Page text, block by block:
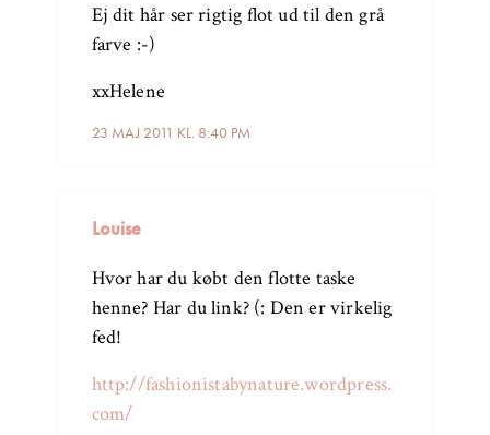
23 MAJ 2011 KL. 8:40 PM
Ej dit hår ser rigtig flot ud til den grå
farve :-)
xxHelene
Louise
Hvor har du købt den flotte taske
henne? Har du link? (: Den er virkelig
fed!
http://fashionistabynature.wordpress.
com/